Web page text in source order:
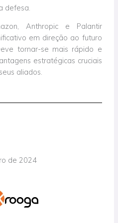
defesa.
Anthropic e Palantir
em direção ao futuro
tornar-se mais rápido e
estratégicas cruciais
aliados.
de 2024